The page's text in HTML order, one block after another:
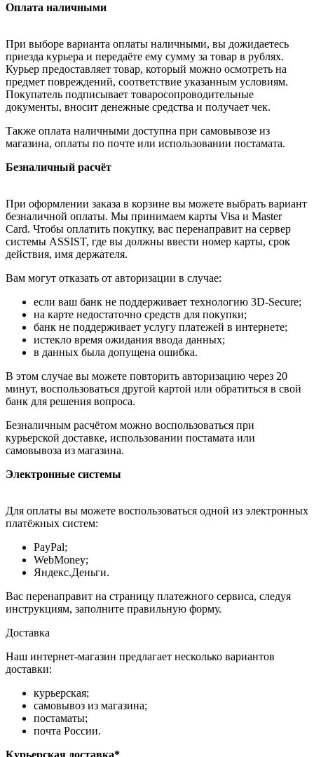
Оплата наличными
При выборе варианта оплаты наличными, вы дожидаетесь
приезда курьера и передаёте ему сумму за товар в рублях.
Курьер предоставляет товар, который можно осмотреть на
предмет повреждений, соответствие указанным условиям.
Покупатель подписывает товаросопроводительные
документы, вносит денежные средства и получает чек.
Также оплата наличными доступна при самовывозе из
магазина, оплаты по почте или использовании постамата.
Безналичный расчёт
При оформлении заказа в корзине вы можете выбрать вариант
безналичной оплаты. Мы принимаем карты Visa и Master
Card. Чтобы оплатить покупку, вас перенаправит на сервер
системы ASSIST, где вы должны ввести номер карты, срок
действия, имя держателя.
Вам могут отказать от авторизации в случае:
если ваш банк не поддерживает технологию 3D-Secure;
на карте недостаточно средств для покупки;
банк не поддерживает услугу платежей в интернете;
истекло время ожидания ввода данных;
в данных была допущена ошибка.
В этом случае вы можете повторить авторизацию через 20
минут, воспользоваться другой картой или обратиться в свой
банк для решения вопроса.
Безналичным расчётом можно воспользоваться при
курьерской доставке, использовании постамата или
самовывоза из магазина.
Электронные системы
Для оплаты вы можете воспользоваться одной из электронных
платёжных систем:
PayPal;
WebMoney;
Яндекс.Деньги.
Вас перенаправит на страницу платежного сервиса, следуя
инструкциям, заполните правильную форму.
Доставка
Наш интернет-магазин предлагает несколько вариантов
доставки:
курьерская;
самовывоз из магазина;
постаматы;
почта России.
Курьерская доставка*